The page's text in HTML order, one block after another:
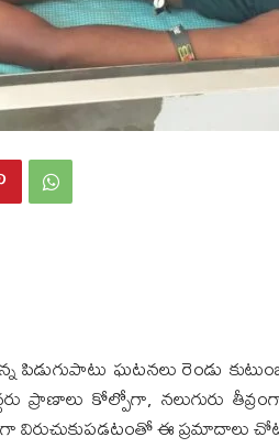
ఘటనలు రెండు
ప్రాణాలు కోల్పోగా, నలుగురు
విరుచుకుపడటంతో ఈ ప్రమాదాలు